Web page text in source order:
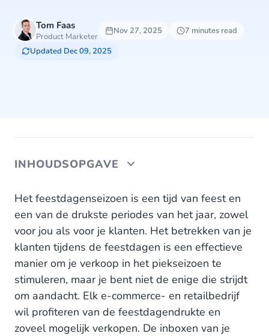
Tom Faas
Product Marketer
Nov 27, 2025
7 minutes read
Updated Dec 09, 2025
INHOUDSOPGAVE
1. Stuur speciale aanbiedingen
2. Adverteer en interacteer
3. Houd klanten op de hoogte
4. Ondersteun in de aankoopreis
5. Herrinner klanten aan verlaten mandjes
Doe mee met de feestvreugde
Het feestdagenseizoen is een tijd van feest en
een van de drukste periodes van het jaar, zowel
voor jou als voor je klanten. Het betrekken van je
klanten tijdens de feestdagen is een effectieve
manier om je verkoop in het piekseizoen te
stimuleren, maar je bent niet de enige die strijdt
om aandacht. Elk e-commerce- en retailbedrijf
wil profiteren van de feestdagendrukte en
zoveel mogelijk verkopen. De inboxen van je